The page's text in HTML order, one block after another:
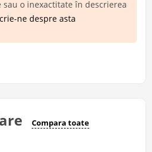
sau o inexactitate în descrierea
ne despre asta
Compara toate